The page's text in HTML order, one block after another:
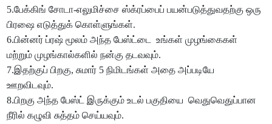
5.பேக்கிங் சோடா-எலுமிச்சை ஸ்க்ரப்பைப் பயன்படுத்துவதற்கு ஒரு
பிரஷை எடுத்துக் கொள்ளுங்கள்.
6.பின்னர் ப்ரஷ் மூலம் அந்த பேஸ்ட்டை உங்கள் முழங்கைகள்
மற்றும் முழங்கால்களில் நன்கு தடவவும்.
7.இதற்குப் பிறகு, சுமார் 5 நிமிடங்கள் அதை அப்படியே
ஊறவிடவும்.
8.பிறகு அந்த பேஸ்ட் இருக்கும் உடல் பகுதியை வெதுவெதுப்பான
நீரில் கழுவி சுத்தம் செய்யவும்.